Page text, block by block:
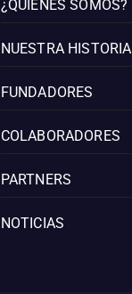
¿QUIÉNES SOMOS?
NUESTRA HISTORIA
FUNDADORES
COLABORADORES
PARTNERS
NOTICIAS